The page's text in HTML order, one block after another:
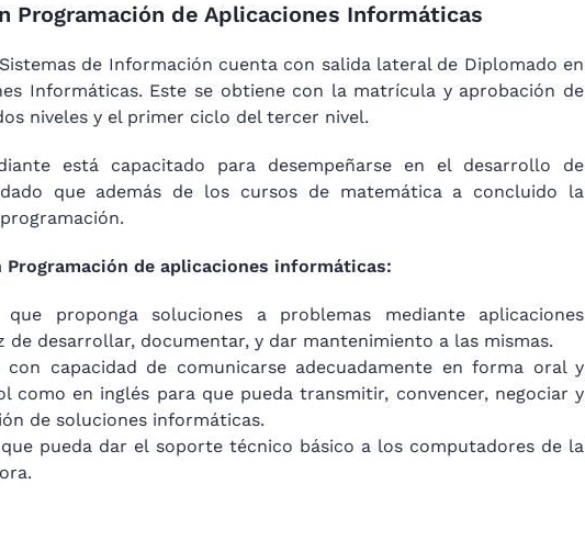
Programación de Aplicaciones Informáticas
de Información cuenta con salida lateral de Diplomado en
Informáticas. Este se obtiene con la matrícula y aprobación de
niveles y el primer ciclo del tercer nivel.
está capacitado para desempeñarse en el desarrollo de
que además de los cursos de matemática a concluido la
de aplicaciones informáticas:
proponga soluciones a problemas mediante aplicaciones
de desarrollar, documentar, y dar mantenimiento a las mismas.
capacidad de comunicarse adecuadamente en forma oral y
como en inglés para que pueda transmitir, convencer, negociar y
de soluciones informáticas.
pueda dar el soporte técnico básico a los computadores de la